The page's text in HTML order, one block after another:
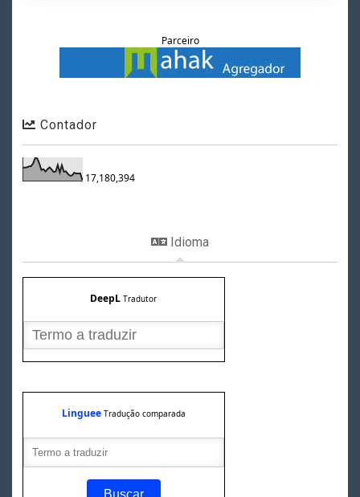
Parceiro
Contador
17,180,394
Idioma
DeepL Tradutor
Linguee Tradução comparada